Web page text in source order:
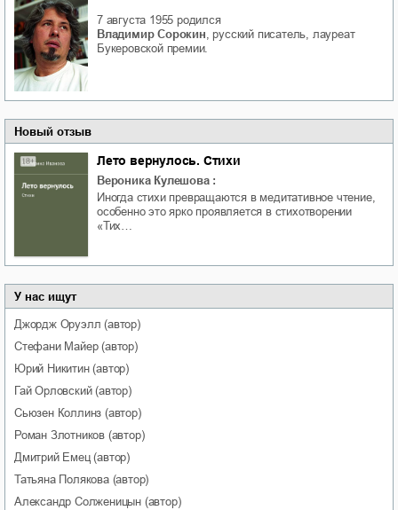
7 августа 1955 родился
Владимир Сорокин, русский писатель, лауреат
Букеровской премии.
Новый отзыв
Лето вернулось. Стихи
Вероника Кулешова :
Иногда стихи превращаются в медитативное чтение,
особенно это ярко проявляется в стихотворении
«Тих…
У нас ищут
Джордж Оруэлл (автор)
Стефани Майер(автор)
Юрий Никитин(автор)
Гай Орловский(автор)
Сьюзен Коллинз (автор)
Роман Злотников (автор)
Дмитрий Емец(автор)
Татьяна Полякова(автор)
Александр Солженицын (автор)